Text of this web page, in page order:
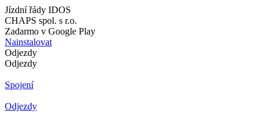
Jízdní řády IDOS
CHAPS spol. s r.o.
Zadarmo v Google Play
Nainstalovat
Odjezdy
Odjezdy
Spojení
Odjezdy